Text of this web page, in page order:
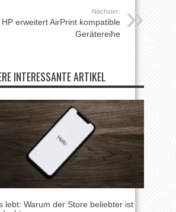
Nächster:
HP erweitert AirPrint kompatible
Gerätereihe
INTERESSANTE ARTIKEL
lebt: Warum der Store beliebter ist